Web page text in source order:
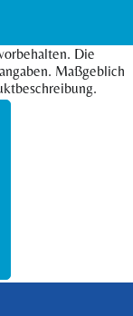
Die
Maßgeblich